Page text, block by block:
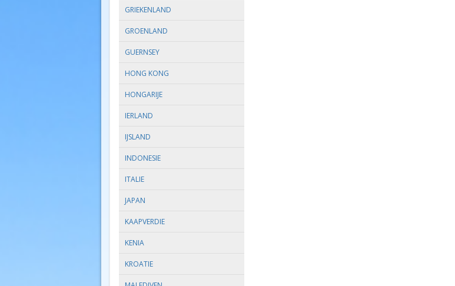
GRIEKENLAND
GROENLAND
GUERNSEY
HONG KONG
HONGARIJE
IERLAND
IJSLAND
INDONESIE
ITALIE
JAPAN
KAAPVERDIE
KENIA
KROATIE